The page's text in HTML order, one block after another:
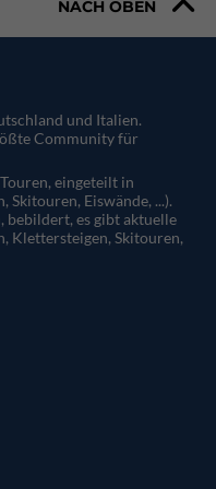
NACH OBEN
und Italien.
Community für
eingeteilt in
Eiswände, ...).
bebildert, es gibt aktuelle
Klettersteigen, Skitouren,